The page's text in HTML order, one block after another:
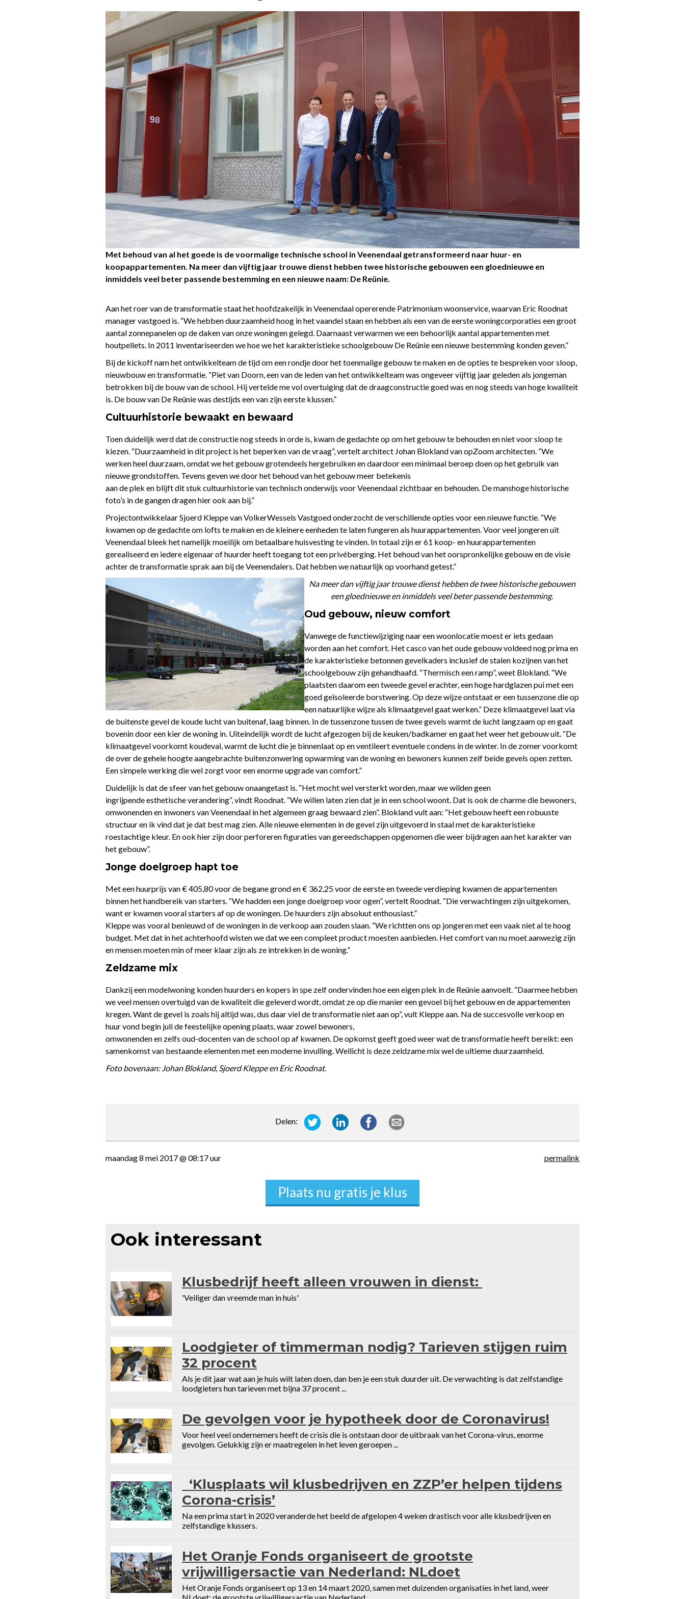
Met behoud van al het goede is de voormalige technische school in Veenendaal getransformeerd naar huur- en
koopappartementen. Na meer dan vijftig jaar trouwe dienst hebben twee historische gebouwen een gloednieuwe en
inmiddels veel beter passende bestemming en een nieuwe naam: De Reünie.
Aan het roer van de transformatie staat het hoofdzakelijk in Veenendaal opererende Patrimonium woonservice, waarvan Eric Roodnat
manager vastgoed is. “We hebben duurzaamheid hoog in het vaandel staan en hebben als een van de eerste woningcorporaties een groot
aantal zonnepanelen op de daken van onze woningen gelegd. Daarnaast verwarmen we een behoorlijk aantal appartementen met
houtpellets. In 2011 inventariseerden we hoe we het karakteristieke schoolgebouw De Reünie een nieuwe bestemming konden geven.”
Bij de kickoff nam het ontwikkelteam de tijd om een rondje door het toenmalige gebouw te maken en de opties te bespreken voor sloop,
nieuwbouw en transformatie. “Piet van Doorn, een van de leden van het ontwikkelteam was ongeveer vijftig jaar geleden als jongeman
betrokken bij de bouw van de school. Hij vertelde me vol overtuiging dat de draagconstructie goed was en nog steeds van hoge kwaliteit
is. De bouw van De Reünie was destijds een van zijn eerste klussen.”
Cultuurhistorie bewaakt en bewaard
Toen duidelijk werd dat de constructie nog steeds in orde is, kwam de gedachte op om het gebouw te behouden en niet voor sloop te
kiezen. “Duurzaamheid in dit project is het beperken van de vraag”, vertelt architect Johan Blokland van opZoom architecten. “We
werken heel duurzaam, omdat we het gebouw grotendeels hergebruiken en daardoor een minimaal beroep doen op het gebruik van
nieuwe grondstoffen. Tevens geven we door het behoud van het gebouw meer betekenis
aan de plek en blijft dit stuk cultuurhistorie van technisch onderwijs voor Veenendaal zichtbaar en behouden. De manshoge historische
foto’s in de gangen dragen hier ook aan bij.”
Projectontwikkelaar Sjoerd Kleppe van VolkerWessels Vastgoed onderzocht de verschillende opties voor een nieuwe functie. “We
kwamen op de gedachte om lofts te maken en de kleinere eenheden te laten fungeren als huurappartementen. Voor veel jongeren uit
Veenendaal bleek het namelijk moeilijk om betaalbare huisvesting te vinden. In totaal zijn er 61 koop- en huurappartementen
gerealiseerd en iedere eigenaar of huurder heeft toegang tot een privéberging. Het behoud van het oorspronkelijke gebouw en de visie
achter de transformatie sprak aan bij de Veenendalers. Dat hebben we natuurlijk op voorhand getest.”
Na meer dan vijftig jaar trouwe dienst hebben de twee historische gebouwen
een gloednieuwe en inmiddels veel beter passende bestemming.
Oud gebouw, nieuw comfort
Vanwege de functiewijziging naar een woonlocatie moest er iets gedaan
worden aan het comfort. Het casco van het oude gebouw voldeed nog prima en
de karakteristieke betonnen gevelkaders inclusief de stalen kozijnen van het
schoolgebouw zijn gehandhaafd. “Thermisch een ramp”, weet Blokland. “We
plaatsten daarom een tweede gevel erachter, een hoge hardglazen pui met een
goed geïsoleerde borstwering. Op deze wijze ontstaat er een tussenzone die op
een natuurlijke wijze als klimaatgevel gaat werken.” Deze klimaatgevel laat via
de buitenste gevel de koude lucht van buitenaf, laag binnen. In de tussenzone tussen de twee gevels warmt de lucht langzaam op en gaat
bovenin door een kier de woning in. Uiteindelijk wordt de lucht afgezogen bij de keuken/badkamer en gaat het weer het gebouw uit. “De
klimaatgevel voorkomt koudeval, warmt de lucht die je binnenlaat op en ventileert eventuele condens in de winter. In de zomer voorkomt
de over de gehele hoogte aangebrachte buitenzonwering opwarming van de woning en bewoners kunnen zelf beide gevels open zetten.
Een simpele werking die wel zorgt voor een enorme upgrade van comfort.”
Duidelijk is dat de sfeer van het gebouw onaangetast is. “Het mocht wel versterkt worden, maar we wilden geen
ingrijpende esthetische verandering”, vindt Roodnat. “We willen laten zien dat je in een school woont. Dat is ook de charme die bewoners,
omwonenden en inwoners van Veenendaal in het algemeen graag bewaard zien”. Blokland vult aan: “Het gebouw heeft een robuuste
structuur en ik vind dat je dat best mag zien. Alle nieuwe elementen in de gevel zijn uitgevoerd in staal met de karakteristieke
roestachtige kleur. En ook hier zijn door perforeren figuraties van gereedschappen opgenomen die weer bijdragen aan het karakter van
het gebouw”.
Jonge doelgroep hapt toe
Met een huurprijs van € 405,80 voor de begane grond en € 362,25 voor de eerste en tweede verdieping kwamen de appartementen
binnen het handbereik van starters. “We hadden een jonge doelgroep voor ogen”, vertelt Roodnat. “Die verwachtingen zijn uitgekomen,
want er kwamen vooral starters af op de woningen. De huurders zijn absoluut enthousiast.”
Kleppe was vooral benieuwd of de woningen in de verkoop aan zouden slaan. “We richtten ons op jongeren met een vaak niet al te hoog
budget. Met dat in het achterhoofd wisten we dat we een compleet product moesten aanbieden. Het comfort van nu moet aanwezig zijn
en mensen moeten min of meer klaar zijn als ze intrekken in de woning.”
Zeldzame mix
Dankzij een modelwoning konden huurders en kopers in spe zelf ondervinden hoe een eigen plek in de Reünie aanvoelt. “Daarmee hebben
we veel mensen overtuigd van de kwaliteit die geleverd wordt, omdat ze op die manier een gevoel bij het gebouw en de appartementen
kregen. Want de gevel is zoals hij altijd was, dus daar viel de transformatie niet aan op”, vult Kleppe aan. Na de succesvolle verkoop en
huur vond begin juli de feestelijke opening plaats, waar zowel bewoners,
omwonenden en zelfs oud-docenten van de school op af kwamen. De opkomst geeft goed weer wat de transformatie heeft bereikt: een
samenkomst van bestaande elementen met een moderne invulling. Wellicht is deze zeldzame mix wel de ultieme duurzaamheid.
Foto bovenaan: Johan Blokland, Sjoerd Kleppe en Eric Roodnat.
Delen:
maandag 8 mei 2017 @ 08:17 uur permalink
Plaats nu gratis je klus
Ook interessant
Klusbedrijf heeft alleen vrouwen in dienst:
'Veiliger dan vreemde man in huis'
Loodgieter of timmerman nodig? Tarieven stijgen ruim
32 procent
Als je dit jaar wat aan je huis wilt laten doen, dan ben je een stuk duurder uit. De verwachting is dat zelfstandige
loodgieters hun tarieven met bijna 37 procent ...
De gevolgen voor je hypotheek door de Coronavirus!
Voor heel veel ondernemers heeft de crisis die is ontstaan door de uitbraak van het Corona-virus, enorme
gevolgen. Gelukkig zijn er maatregelen in het leven geroepen ...
‘Klusplaats wil klusbedrijven en ZZP’er helpen tijdens
Corona-crisis’
Na een prima start in 2020 veranderde het beeld de afgelopen 4 weken drastisch voor alle klusbedrijven en
zelfstandige klussers.
Het Oranje Fonds organiseert de grootste
vrijwilligersactie van Nederland: NLdoet
Het Oranje Fonds organiseert op 13 en 14 maart 2020, samen met duizenden organisaties in het land, weer
NLdoet; de grootste vrijwilligersactie van Nederland. ...